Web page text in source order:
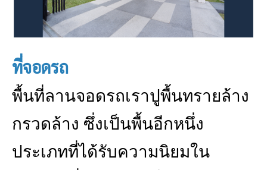
ที่จอดรถ
พื้นที่ลานจอดรถเราปูพื้นทรายล้าง
กรวดล้าง ซึ่งเป็นพื้นอีกหนึ่ง
ประเภทที่ได้รับความนิยมใน